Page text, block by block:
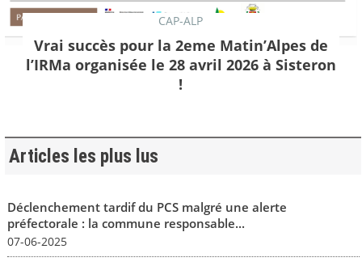
CAP-ALP
Vrai succès pour la 2eme Matin’Alpes de
l’IRMa organisée le 28 avril 2026 à Sisteron
!
Articles les plus lus
Déclenchement tardif du PCS malgré une alerte
préfectorale : la commune responsable...
07-06-2025